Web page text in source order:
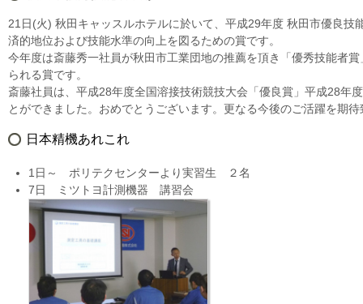
21日(火) 秋田キャッスルホテルに於いて、平成29年度 秋田市優良
済的地位および技能水準の向上を図るための賞です。
今年度は斎藤秀一社員が秋田市工業団地の推薦を頂き「優秀技能者
られる賞です。
斎藤社員は、平成28年度全国溶接技術競技大会「優良賞」平成28年
とができました。おめでとうございます。更なる今後のご活躍を期
日本精機あれこれ
1日～ ポリテクセンターより実習生 ２名
7日 ミツトヨ計測機器 講習会